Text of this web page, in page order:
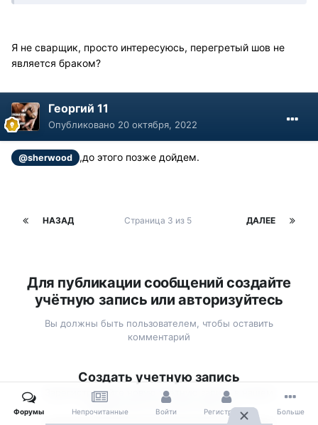
Я не сварщик, просто интересуюсь, перегретый шов не
является браком?
Георгий 11
Опубликовано 20 октября, 2022
@sherwood ,до этого позже дойдем.
НАЗАД ДАЛЕЕ
Страница 3 из 5
Для публикации сообщений создайте
учётную запись или авторизуйтесь
Вы должны быть пользователем, чтобы оставить
комментарий
Создать учетную запись
Зарегистрируйте новую учётную запись в нашем
сообществе. Это очень просто!
Форумы Непрочитанные Войти Регистрация Больше